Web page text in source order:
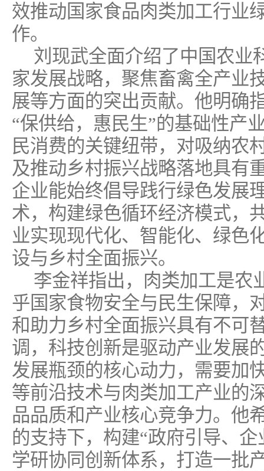
效推动国家食品肉类加工行业
作。
刘现武全面介绍了中国农业
家发展战略，聚焦畜禽全产业
展等方面的突出贡献。他明确
“保供给，惠民生”的基础性产
民消费的关键纽带，对吸纳农
及推动乡村振兴战略落地具有
企业能始终倡导践行绿色发展
术，构建绿色循环经济模式，
业实现现代化、智能化、绿色
设与乡村全面振兴。
李金祥指出，肉类加工是农
乎国家食物安全与民生保障，
和助力乡村全面振兴具有不可
调，科技创新是驱动产业发展
发展瓶颈的核心动力，需要加
等前沿技术与肉类加工产业的
品品质和产业核心竞争力。他
的支持下，构建“政府引导、
学研协同创新体系，打造一批